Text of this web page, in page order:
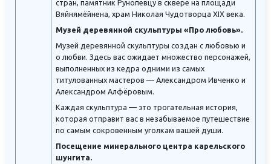
стран, памятник Рунопевцу в сквере на площади
Вяйнямёйнена, храм Николая Чудотворца XIX века.
Музей деревянной скульптуры «Про любовь».
Музей деревянной скульптуры создан с любовью и
о любви. Здесь вас ожидает множество персонажей,
выполненных из кедра одними из самых
титулованных мастеров — Александром Ивченко и
Александром Алфёровым.
Каждая скульптура — это трогательная история,
которая отправит вас в незабываемое путешествие
по самым сокровенным уголкам вашей души.
Посещение минерального центра карельского
шунгита.